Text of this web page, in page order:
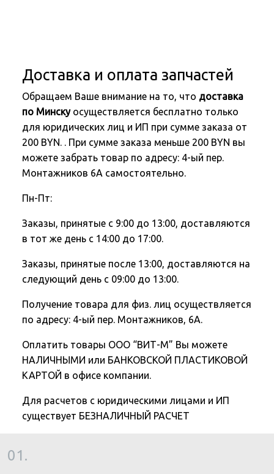
Доставка и оплата запчастей
Обращаем Ваше внимание на то, что доставка
по Минскуосуществляется бесплатно только
для юридических лиц и ИП при сумме заказа от
200 BYN. . При сумме заказа меньше 200 BYN вы
можете забрать товар по адресу: 4-ый пер.
Монтажников 6А самостоятельно.
Пн-Пт:
Заказы, принятые с 9:00 до 13:00, доставляются
в тот же день с 14:00 до 17:00.
Заказы, принятые после 13:00, доставляются на
следующий день с 09:00 до 13:00.
Получение товара для физ. лиц осуществляется
по адресу: 4-ый пер. Монтажников, 6А.
Оплатить товары ООО “ВИТ-М” Вы можете
НАЛИЧНЫМИ или БАНКОВСКОЙ ПЛАСТИКОВОЙ
КАРТОЙ в офисе компании.
Для расчетов с юридическими лицами и ИП
существует БЕЗНАЛИЧНЫЙ РАСЧЕТ
01.